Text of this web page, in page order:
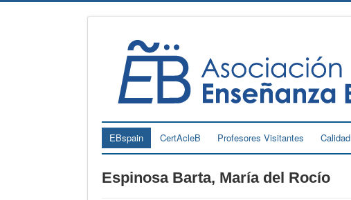
EBspain CertAcleB Profesores Visitantes Calidad
Espinosa Barta, María del Rocío